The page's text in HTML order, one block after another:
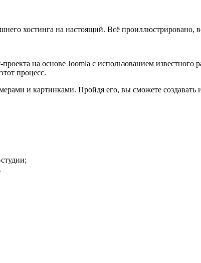
хостинга на настоящий. Всё проиллюстрировано,
на основе Joomla с использованием
процесс.
и картинками. Пройдя его, вы сможете создавать